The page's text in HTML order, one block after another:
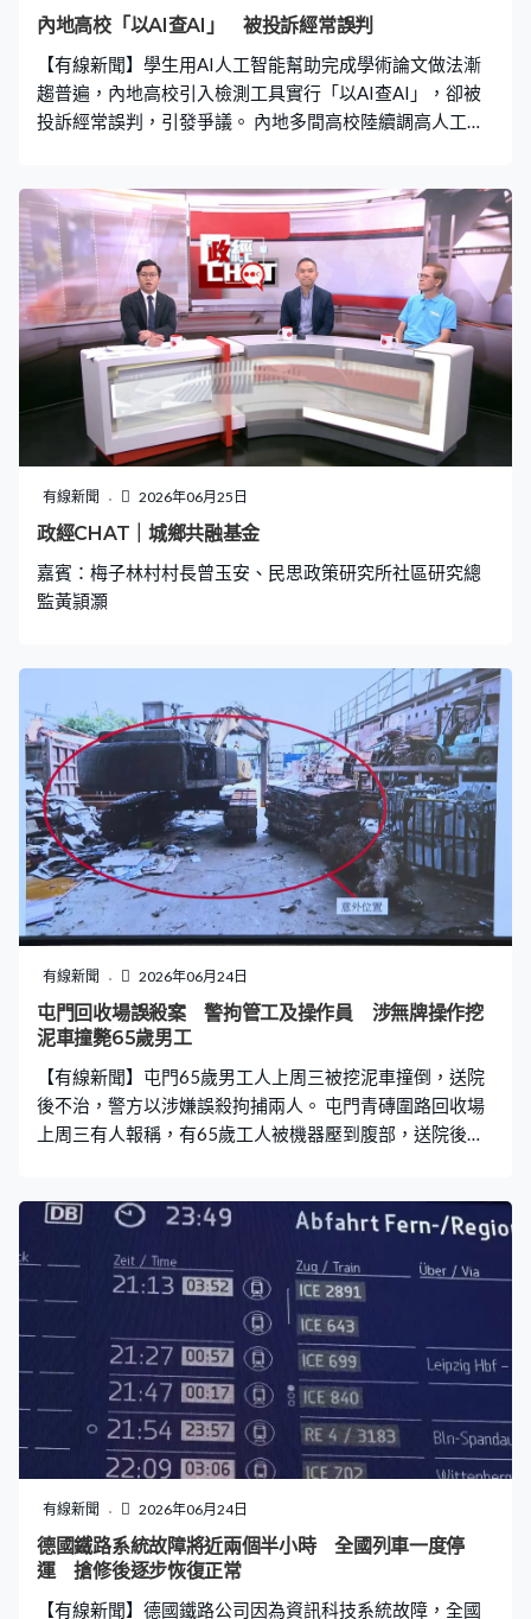
井，損毀情況會較輕微。 專家亦燃燒測試棚架物料，竹枝
不易點燃，約10秒後，溶解並釋放氣體，鐵枝就在離火後
自行熄滅。委員會主席陸啟康稱，實驗結果對日後，考慮
以金屬棚架取代竹棚，起到重要作用。
內地高校「以AI查AI」 被投訴經常誤判
【有線新聞】學生用AI人工智能幫助完成學術論文做法漸
趨普遍，內地高校引入檢測工具實行「以AI查AI」，卻被
投訴經常誤判，引發爭議。 內地多間高校陸續調高人工智
明被加上紅色標示的原因，有人經多次修改檢測AI率不降
反升。 高校畢業生吳小姐：「學校卡了20%的（AI率）
線，提交上去發現自己寫的也打成AI寫的了，然後你要在
很短的有限的時間內去把AI率給降下來，同時還要兼顧查
重率，你有時候AI率降下來，然後你的查重率又升上去
了。」 另外，網上有大量付費服務，聲稱可以「降AI
率」，幫助學生繞過檢測。高校畢業生：「一方面AI查重
他去賺一波錢，然後再用降AI去賺一波錢，而且他這個其
實非常非常暴利，他改一次實際的成本可能5塊錢都不要，
但是他收你100塊錢，我覺得這個快成為一條產業鏈了，
就是那種論文檢測平台，它有AI率的檢測，然後外部的一
些平台，它有降AI的服務，它本質上是用AI去降AI率，它
的意義也不大。」 專家認為「以AI查AI」精度不足，結果
非百分百準確。首都師範大學教育學院副院長蔡海龍：
「查重是
有線新聞 2026年06月25日
政經CHAT｜城鄉共融基金
嘉賓：梅子林村村長曾玉安、民思政策研究所社區研究總
監黃頴灝
有線新聞 2026年06月24日
屯門回收場誤殺案 警拘管工及操作員 涉無牌操作挖
泥車撞斃65歲男工
【有線新聞】屯門65歲男工人上周三被挖泥車撞倒，送院
後不治，警方以涉嫌誤殺拘捕兩人。 屯門青磚圍路回收場
上周三有人報稱，有65歲工人被機器壓到腹部，送院後不
與挖泥車高度吻合，相信死者嚴重內出血致死。警方將案
被捕。涉事回收場現正停工。
有線新聞 2026年06月24日
德國鐵路系統故障將近兩個半小時 全國列車一度停
運 搶修後逐步恢復正常
【有線新聞】德國鐵路公司因為資訊科技系統故障，全國